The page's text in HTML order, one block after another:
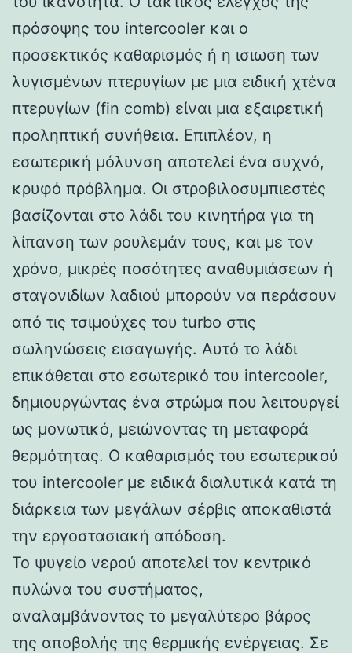
πρόσοψης του intercooler και ο
προσεκτικός καθαρισμός ή η ισιωση των
λυγισμένων πτερυγίων με μια ειδική χτένα
πτερυγίων (fin comb) είναι μια εξαιρετική
προληπτική συνήθεια. Επιπλέον, η
εσωτερική μόλυνση αποτελεί ένα συχνό,
κρυφό πρόβλημα. Οι στροβιλοσυμπιεστές
βασίζονται στο λάδι του κινητήρα για τη
λίπανση των ρουλεμάν τους, και με τον
χρόνο, μικρές ποσότητες αναθυμιάσεων ή
σταγονιδίων λαδιού μπορούν να περάσουν
από τις τσιμούχες του turbo στις
σωληνώσεις εισαγωγής. Αυτό το λάδι
επικάθεται στο εσωτερικό του intercooler,
δημιουργώντας ένα στρώμα που λειτουργεί
ως μονωτικό, μειώνοντας τη μεταφορά
θερμότητας. Ο καθαρισμός του εσωτερικού
του intercooler με ειδικά διαλυτικά κατά τη
διάρκεια των μεγάλων σέρβις αποκαθιστά
την εργοστασιακή απόδοση.
Το ψυγείο νερού αποτελεί τον κεντρικό
πυλώνα του συστήματος,
αναλαμβάνοντας το μεγαλύτερο βάρος
της αποβολής της θερμικής ενέργειας. Σε